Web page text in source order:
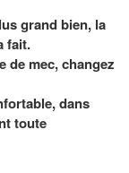
grand bien, la
fait.
de mec, changez
dans
toute